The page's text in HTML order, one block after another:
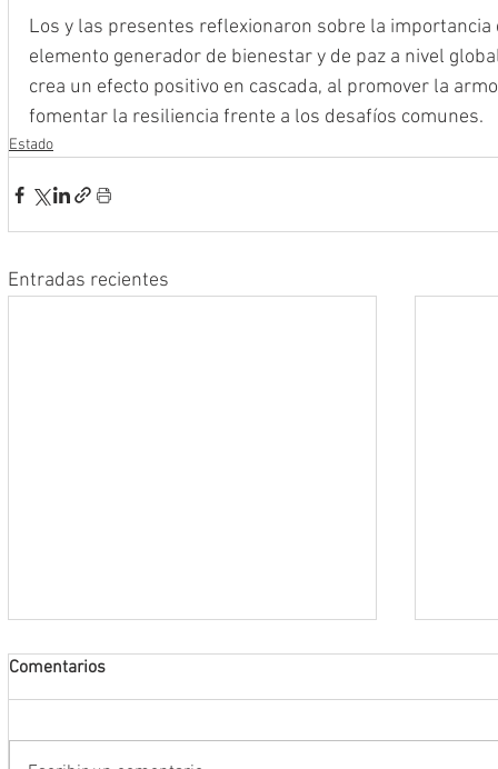
Los y las presentes reflexionaron sobre la
elemento generador de bienestar y de paz a nivel
crea un efecto positivo en cascada, al promover la
fomentar la resiliencia frente a los desafíos comunes.
Estado
Entradas recientes
Comentarios